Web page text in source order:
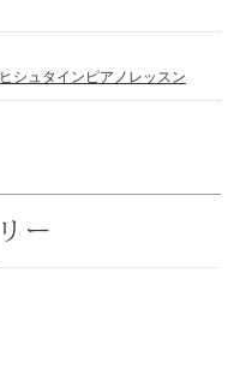
シュタインピアノレッスン
ー